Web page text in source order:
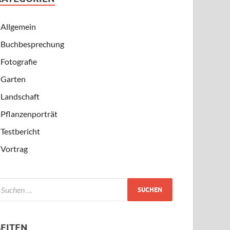
Allgemein
Buchbesprechung
Fotografie
Garten
Landschaft
Pflanzenporträt
Testbericht
Vortrag